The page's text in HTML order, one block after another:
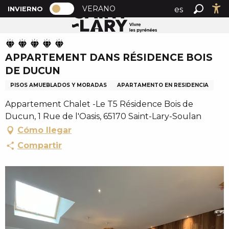
A
l
e
r
a
u
o
n
t
e
u
PAGE D’ACCUEIL ACTUELLE HIVER : PASSER EN
INVIERNO PAGE D’ACCUEIL ACTUELLE HIVER :
VERANO
es
Buscar
Inicio APPARTEMENT DANS RÉSIDENCE BOIS DE DUCUN
APPARTEMENT DANS RÉSIDENCE BOIS
DE DUCUN
PISOS AMUEBLADOS Y MORADAS APARTAMENTO EN RESIDENCIA
Appartement Chalet -Le T5 Résidence Bois de
Ducun, 1 Rue de l'Oasis, 65170 Saint-Lary-Soulan
Cómo llegar
Compartir